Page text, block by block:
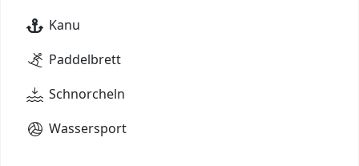
Kanu
Paddelbrett
Schnorcheln
Wassersport